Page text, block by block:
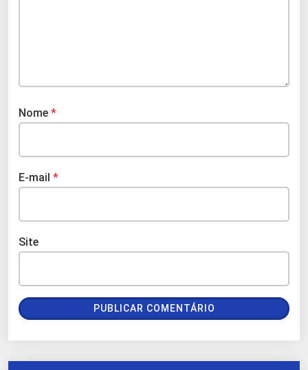
Nome *
E-mail *
Site